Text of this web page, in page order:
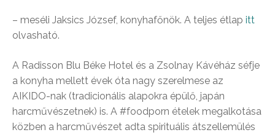
– meséli Jaksics József, konyhafőnök. A teljes étlap itt
olvasható.
A Radisson Blu Béke Hotel és a Zsolnay Kávéház séfje
a konyha mellett évek óta nagy szerelmese az
AIKIDO-nak (tradicionális alapokra épülő, japán
harcművészetnek) is. A #foodporn ételek megalkotása
közben a harcművészet adta spirituális átszellemülés